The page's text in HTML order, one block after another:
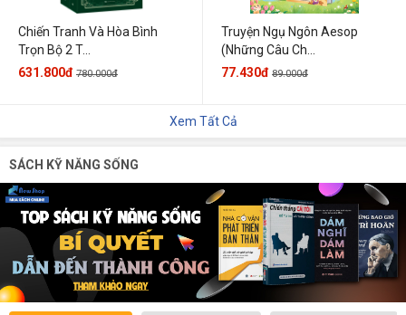
Chiến Tranh Và Hòa Bình
Trọn Bộ 2 T...
631.800đ 780.000đ
Truyện Ngụ Ngôn Aesop
(Những Câu Ch...
77.430đ 89.000đ
Xem Tất Cả
SÁCH KỸ NĂNG SỐNG